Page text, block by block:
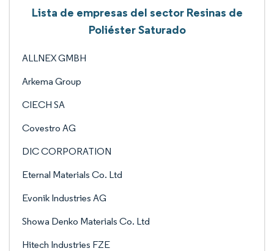
Lista de empresas del sector Resinas de
Poliéster Saturado
ALLNEX GMBH
Arkema Group
CIECH SA
Covestro AG
DIC CORPORATION
Eternal Materials Co. Ltd
Evonik Industries AG
Showa Denko Materials Co. Ltd
Hitech Industries FZE